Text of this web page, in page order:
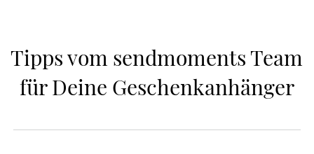
Tipps vom sendmoments Team
für Deine Geschenkanhänger